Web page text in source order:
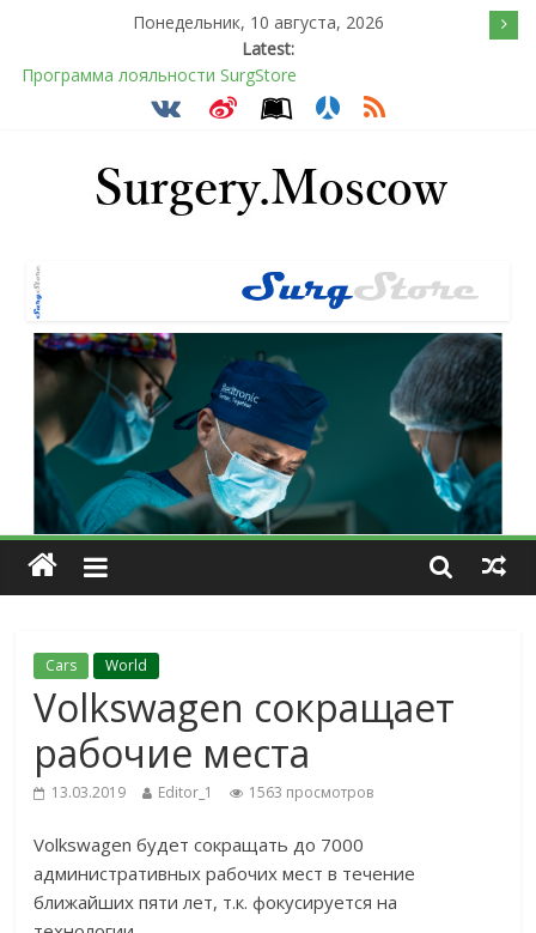
Понедельник, 10 августа, 2026
Latest:
Программа лояльности SurgStore
Подсознательное желанием быть отверженным и
Барбированные нити в хирургии: принцип работы и
преимущества технологии
Cars World
Volkswagen сокращает
рабочие места
13.03.2019 Editor_1 1563 просмотров
Volkswagen будет сокращать до 7000
административных рабочих мест в течение
ближайших пяти лет, т.к. фокусируется на